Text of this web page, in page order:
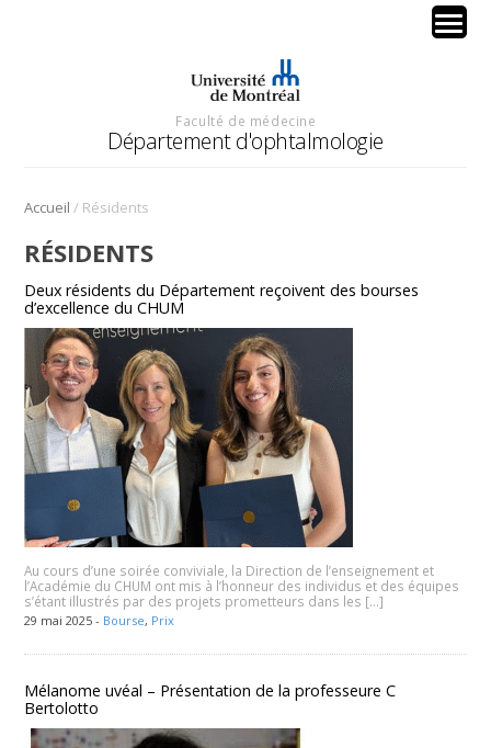
Faculté de médecine
Département d'ophtalmologie
Accueil / Résidents
RÉSIDENTS
Deux résidents du Département reçoivent des bourses
d’excellence du CHUM
Au cours d’une soirée conviviale, la Direction de l’enseignement et
l’Académie du CHUM ont mis à l’honneur des individus et des équipes
s’étant illustrés par des projets prometteurs dans les […]
29 mai 2025 - Bourse, Prix
Mélanome uvéal – Présentation de la professeure C
Bertolotto